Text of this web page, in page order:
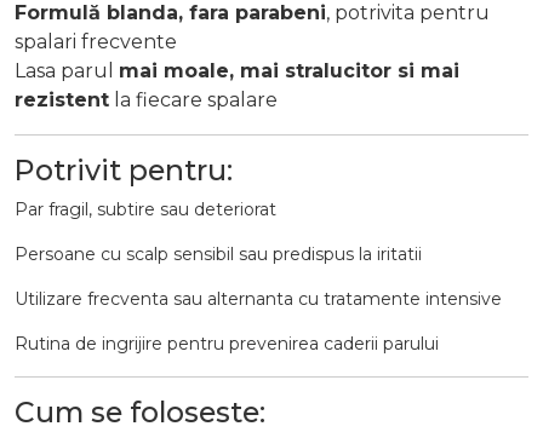
Formulă blanda, fara parabeni, potrivita pentru
spalari frecvente
Lasa parul mai moale, mai stralucitor si mai
rezistent la fiecare spalare
Potrivit pentru:
Par fragil, subtire sau deteriorat
Persoane cu scalp sensibil sau predispus la iritatii
Utilizare frecventa sau alternanta cu tratamente intensive
Rutina de ingrijire pentru prevenirea caderii parului
Cum se foloseste: